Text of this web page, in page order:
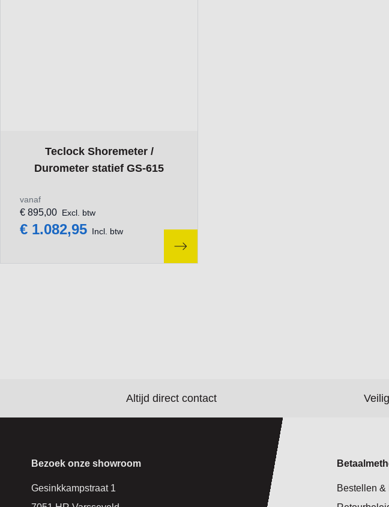
Teclock Shoremeter /
Durometer statief GS-615
vanaf
€ 1.082,95 Incl. btw
€ 895,00 Excl. btw
Altijd direct contact
Bezoek onze showroom
Gesinkkampstraat 1
Bestellen &